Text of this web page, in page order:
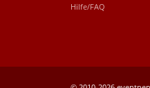
Hilfe/FAQ